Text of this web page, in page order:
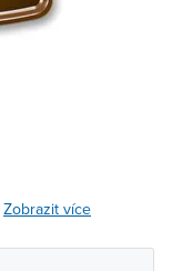
Zobrazit více